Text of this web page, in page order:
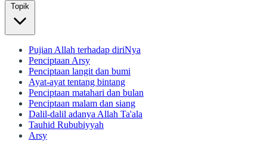
Topik
Pujian Allah terhadap diriNya
Penciptaan Arsy
Penciptaan langit dan bumi
Ayat-ayat tentang bintang
Penciptaan matahari dan bulan
Penciptaan malam dan siang
Dalil-dalil adanya Allah Ta'ala
Tauhid Rububiyyah
Arsy